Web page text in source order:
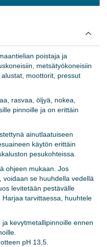
poistaja ja
metsätyökoneisiin
moottorit, pressut
rasvaa, öljyä, nokea,
pinnoille ja on erittäin
ainutlaatuiseen
käytön erittäin
pesukohteissa.
ohjeen mukaan. Jos
voidaan se huuhdella vedellä
levitetään pestävälle
tarvittaessa, huuhtele
kevytmetallipinnoille ennen
pH 13,5.